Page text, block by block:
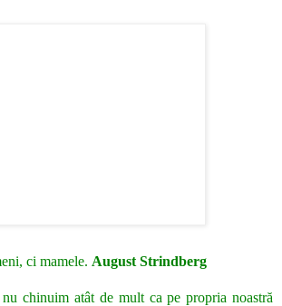
ci mamele. August Strindberg
chinuim atât de mult ca pe propria noastră